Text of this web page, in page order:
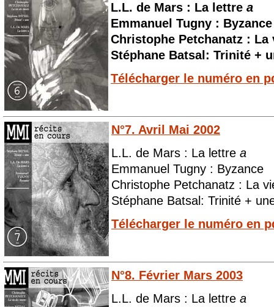
L.L. de Mars : La lettre a
Emmanuel Tugny : Byzance
Christophe Petchanatz : La
Stéphane Batsal: Trinité +
Télécharger le numéro en
N°7. Avril Mai 2002
L.L. de Mars : La lettre a
Emmanuel Tugny : Byzance
Christophe Petchanatz : La
Stéphane Batsal: Trinité +
Télécharger le numéro en
N°8. Février Mars 2003
L.L. de Mars : La lettre a